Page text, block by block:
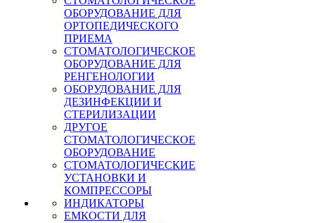
ОБОРУДОВАНИЕ ДЛЯ
ОРТОПЕДИЧЕСКОГО
ПРИЕМА
СТОМАТОЛОГИЧЕСКОЕ
ОБОРУДОВАНИЕ ДЛЯ
РЕНГЕНОЛОГИИ
ОБОРУДОВАНИЕ ДЛЯ
ДЕЗИНФЕКЦИИ И
СТЕРИЛИЗАЦИИ
ДРУГОЕ
СТОМАТОЛОГИЧЕСКОЕ
ОБОРУДОВАНИЕ
СТОМАТОЛОГИЧЕСКИЕ
УСТАНОВКИ И
КОМПРЕССОРЫ
ИНДИКАТОРЫ
ЕМКОСТИ ДЛЯ